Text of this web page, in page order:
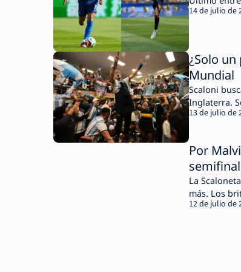
14 de julio de
¿Solo
Mundial
Scaloni
Inglaterra.
13 de julio de
Por
La
más. Los
12 de julio de